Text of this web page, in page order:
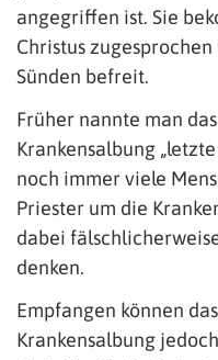
angegriffen ist. Sie
Christus
Sünden befreit.
Früher nannte man
Krankensalbung
noch immer viele
Priester um die
dabei
denken.
Empfangen können
Krankensalbung